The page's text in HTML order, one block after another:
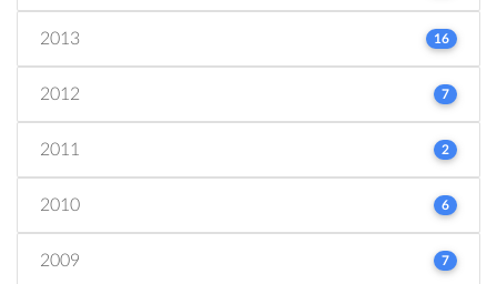
2013 16
2012 7
2011 2
2010 6
2009 7